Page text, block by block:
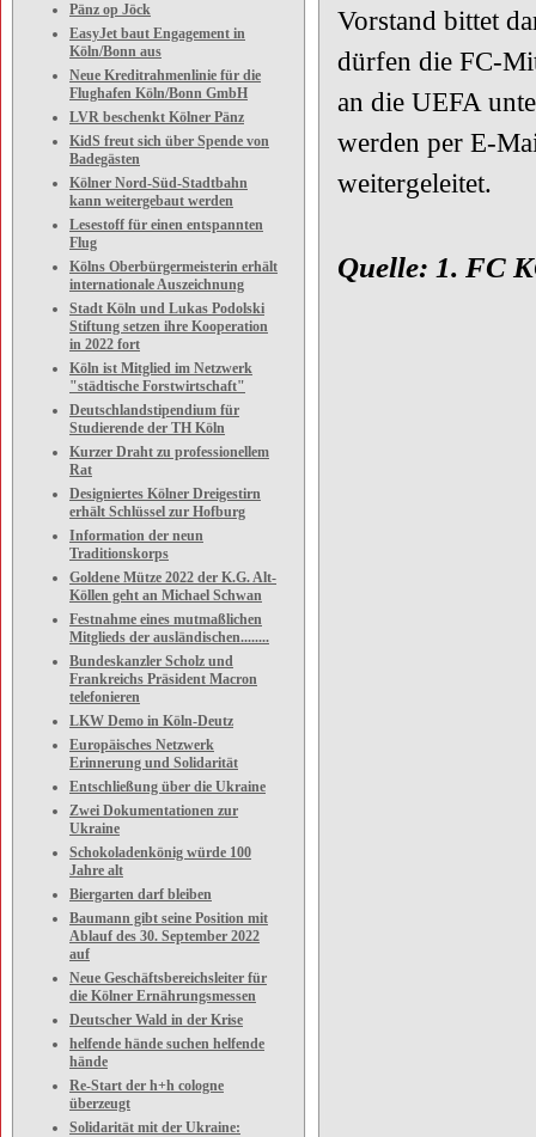
Pänz op Jöck
EasyJet baut Engagement in
Köln/Bonn aus
Neue Kreditrahmenlinie für die
Flughafen Köln/Bonn GmbH
LVR beschenkt Kölner Pänz
KidS freut sich über Spende von
Badegästen
Kölner Nord-Süd-Stadtbahn
kann weitergebaut werden
Lesestoff für einen entspannten
Flug
Kölns Oberbürgermeisterin erhält
internationale Auszeichnung
Stadt Köln und Lukas Podolski
Stiftung setzen ihre Kooperation
in 2022 fort
Köln ist Mitglied im Netzwerk
"städtische Forstwirtschaft"
Deutschlandstipendium für
Studierende der TH Köln
Kurzer Draht zu professionellem
Rat
Designiertes Kölner Dreigestirn
erhält Schlüssel zur Hofburg
Information der neun
Traditionskorps
Goldene Mütze 2022 der K.G. Alt-
Köllen geht an Michael Schwan
Festnahme eines mutmaßlichen
Mitglieds der ausländischen........
Bundeskanzler Scholz und
Frankreichs Präsident Macron
telefonieren
LKW Demo in Köln-Deutz
Europäisches Netzwerk
Erinnerung und Solidarität
Entschließung über die Ukraine
Zwei Dokumentationen zur
Ukraine
Schokoladenkönig würde 100
Jahre alt
Biergarten darf bleiben
Baumann gibt seine Position mit
Ablauf des 30. September 2022
auf
Neue Geschäftsbereichsleiter für
die Kölner Ernährungsmessen
Deutscher Wald in der Krise
helfende hände suchen helfende
hände
Re-Start der h+h cologne
überzeugt
Solidarität mit der Ukraine:
Vorstand bittet
dürfen die FC-
an die UEFA
werden per E-
weitergeleitet.
Quelle: 1. FC